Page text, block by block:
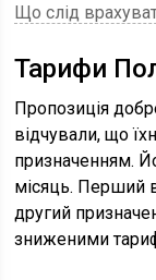
Що слід
Тарифи
Пропозиція
відчували, що
призначенням.
місяць. Перший
другий
зниженими